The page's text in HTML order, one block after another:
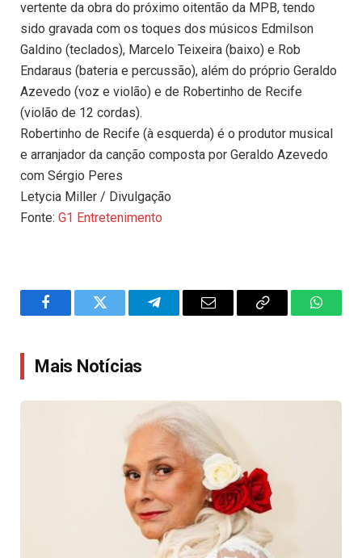
vertente da obra do próximo oitentão da MPB, tendo
sido gravada com os toques dos músicos Edmilson
Galdino (teclados), Marcelo Teixeira (baixo) e Rob
Endaraus (bateria e percussão), além do próprio Geraldo
Azevedo (voz e violão) e de Robertinho de Recife
(violão de 12 cordas).
Robertinho de Recife (à esquerda) é o produtor musical
e arranjador da canção composta por Geraldo Azevedo
com Sérgio Peres
Letycia Miller / Divulgação
Fonte: G1 Entretenimento
FacebookTwitter TelegramEmail
Copy
Mais Notícias